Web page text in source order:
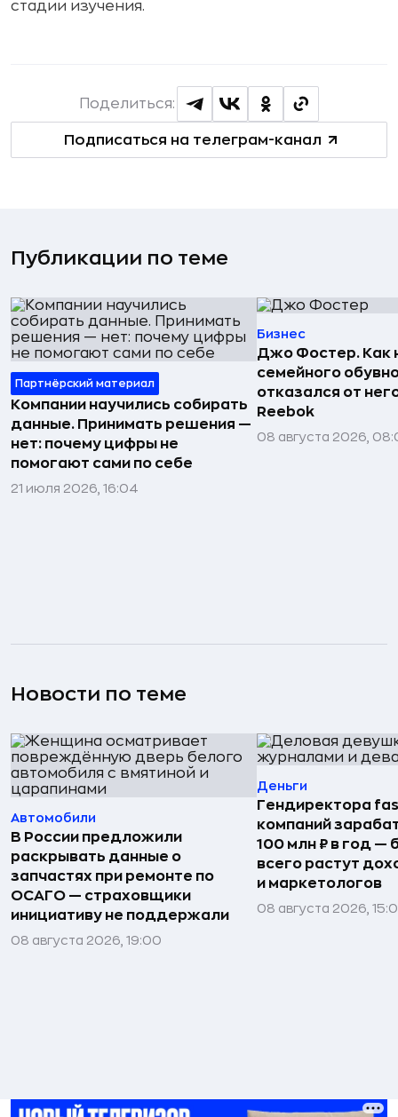
стадии изучения.
Подписаться на телеграм-канал
Поделиться:
Публикации по теме
Партнёрский материал
Компании научились собирать
данные. Принимать решения —
нет: почему цифры не
помогают сами по себе
21 июля 2026, 16:04
Бизнес
Джо Фостер. Как
семейного
отказался от
Reebok
08 августа 2026,
Новости по теме
Автомобили
В России предложили
раскрывать данные о
запчастях при ремонте по
ОСАГО — страховщики
инициативу не поддержали
08 августа 2026, 19:00
Деньги
Гендиректора
компаний
100 млн ₽ в год —
всего растут
и маркетологов
08 августа 2026,